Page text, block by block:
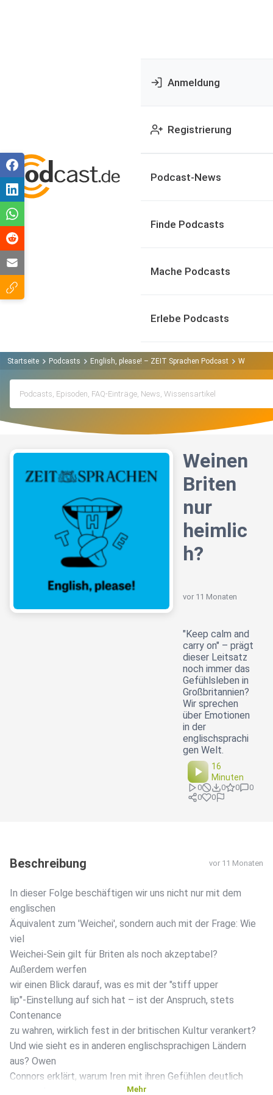
Anmeldung
Registrierung
Podcast-News
Finde Podcasts
Mache Podcasts
Erlebe Podcasts
Startseite Podcasts English, please! – ZEIT Sprachen Podcast Weinen
Weinen
Briten
nur
heimlic
h?
vor 11 Monaten
"Keep calm and
carry on" – prägt
dieser Leitsatz
noch immer das
Gefühlsleben in
Großbritannien?
Wir sprechen
über Emotionen
in der
englischsprachi
gen Welt.
16
Minuten
0 0 0
0
0
0
Beschreibung vor 11 Monaten
In dieser Folge beschäftigen wir uns nicht nur mit dem
englischen
Äquivalent zum 'Weichei', sondern auch mit der Frage: Wie
viel
Weichei-Sein gilt für Briten als noch akzeptabel?
Außerdem werfen
wir einen Blick darauf, was es mit der "stiff upper
lip"-Einstellung auf sich hat – ist der Anspruch, stets
Contenance
zu wahren, wirklich fest in der britischen Kultur verankert?
Und wie sieht es in anderen englischsprachigen Ländern
aus? Owen
Connors erklärt, warum Iren mit ihren Gefühlen deutlich
Mehr